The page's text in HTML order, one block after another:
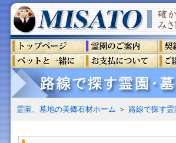
霊園、墓地の美郷石材ホーム ＞ 路線で探す